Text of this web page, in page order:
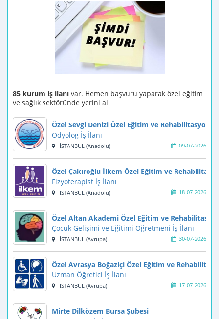
85 kurum iş ilanı var. Hemen başvuru yaparak özel eğitim
ve sağlık sektöründe yerini al.
Özel Sevgi Denizi Özel Eğitim ve Rehabilitasyon
Odyolog İş İlanı
09-07-2026
İSTANBUL (Anadolu)
Özel Çakıroğlu İlkem Özel Eğitim ve
Fizyoterapist İş İlanı
18-07-2026
İSTANBUL (Anadolu)
Özel Altan Akademi Özel Eğitim ve
Çocuk Gelişimi ve Eğitimi Öğretmeni İş İlanı
30-07-2026
İSTANBUL (Avrupa)
Özel Avrasya Boğaziçi Özel Eğitim ve
Uzman Öğretici İş İlanı
17-07-2026
İSTANBUL (Avrupa)
Mirte Dilközem Bursa Şubesi